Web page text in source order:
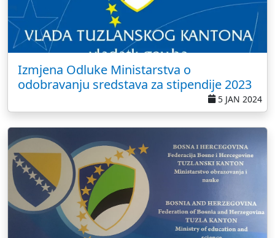
Izmjena Odluke Ministarstva o
odobravanju sredstava za stipendije 2023
5 JAN 2024